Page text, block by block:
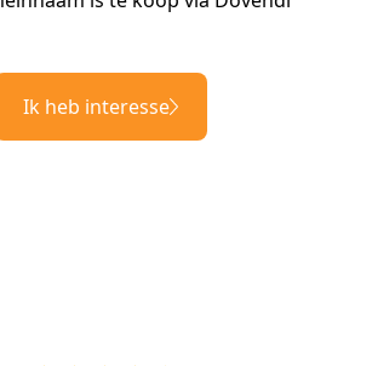
Ik heb interesse